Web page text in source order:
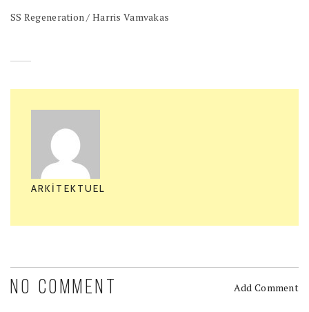
SS Regeneration / Harris Vamvakas
ARKITEKTUEL
NO COMMENT Add Comment